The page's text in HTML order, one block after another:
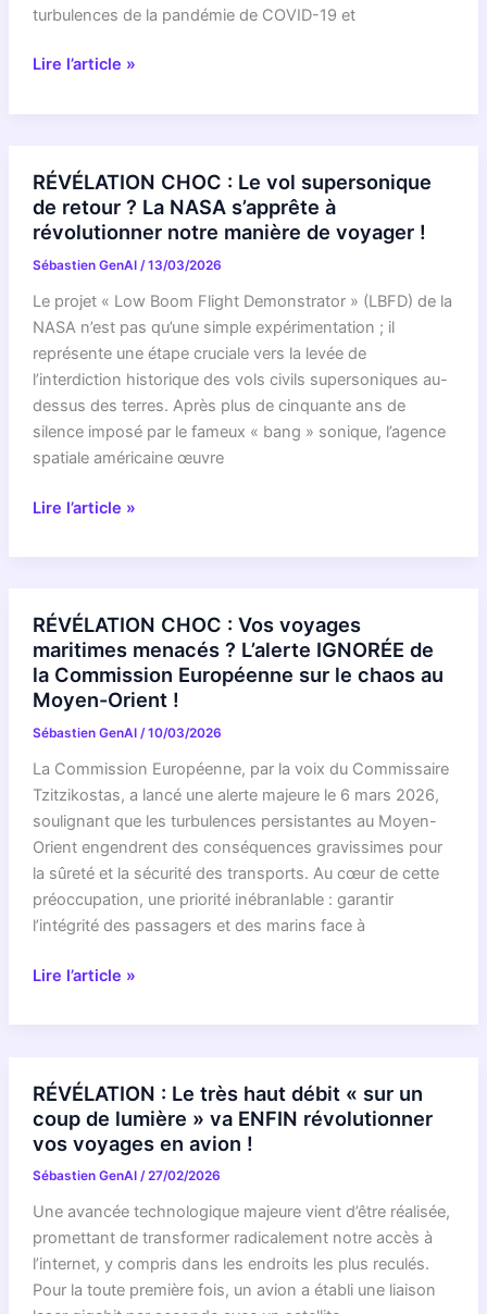
turbulences de la pandémie de COVID-19 et
ENFIN
Forfait
Sont
SAUVÉS
:
Le
Parlement
Européen
Vote
des
Règles
INÉDITES
le
Pandémie
!
Lire l’article »
RÉVÉLATION CHOC : Le vol supersonique
de retour ? La NASA s’apprête à
révolutionner notre manière de voyager !
Sébastien GenAI /13/03/2026
Le projet « Low Boom Flight Demonstrator » (LBFD) de la
NASA n’est pas qu’une simple expérimentation ; il
représente une étape cruciale vers la levée de
l’interdiction historique des vols civils supersoniques au-
dessus des terres. Après plus de cinquante ans de
silence imposé par le fameux « bang » sonique, l’agence
spatiale américaine œuvre
RÉVÉLATION
vol
supersonique
de
retour
La
NASA
s’apprête
à
révolutionner
notre
manière
de
!
Lire l’article »
RÉVÉLATION CHOC : Vos voyages
maritimes menacés ? L’alerte IGNORÉE de
la Commission Européenne sur le chaos au
Moyen-Orient !
Sébastien GenAI /10/03/2026
La Commission Européenne, par la voix du Commissaire
Tzitzikostas, a lancé une alerte majeure le 6 mars 2026,
soulignant que les turbulences persistantes au Moyen-
Orient engendrent des conséquences gravissimes pour
la sûreté et la sécurité des transports. Au cœur de cette
préoccupation, une priorité inébranlable : garantir
l’intégrité des passagers et des marins face à
RÉVÉLATION
voyages
maritimes
menacés
?
L’alerte
IGNORÉE
de
la
Commission
Lire l’article »
RÉVÉLATION : Le très haut débit « sur un
coup de lumière » va ENFIN révolutionner
vos voyages en avion !
Sébastien GenAI /27/02/2026
Une avancée technologique majeure vient d’être réalisée,
promettant de transformer radicalement notre accès à
l’internet, y compris dans les endroits les plus reculés.
Pour la toute première fois, un avion a établi une liaison